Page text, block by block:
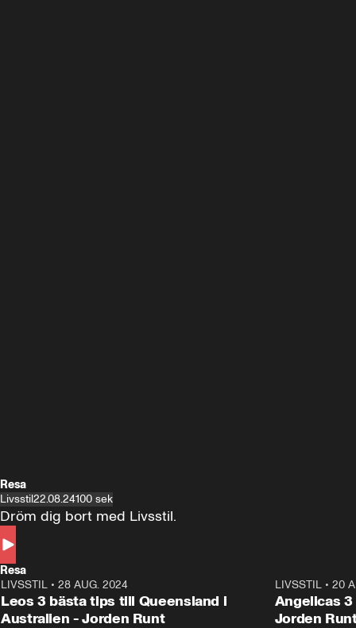
Resa
Livsstil22.08.24100 sek
Dröm dig bort med Livsstil.
Resa
LIVSSTIL • 28 AUG. 2024
Leos 3 bästa tips till Queensland i
Australien - Jorden Runt
LIVSSTIL• 20
Angelicas
Jorden